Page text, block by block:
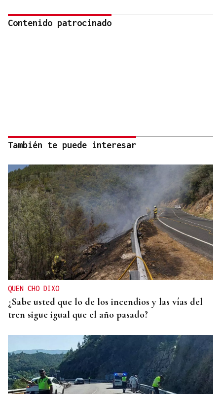
Contenido patrocinado
También te puede interesar
QUEN CHO DIXO
¿Sabe usted que lo de los incendios y las vías del
tren sigue igual que el año pasado?